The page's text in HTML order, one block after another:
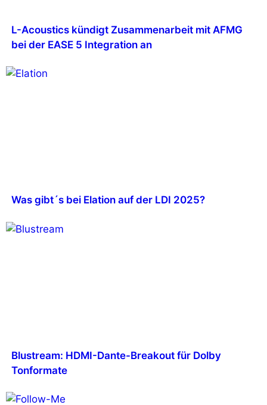
L-Acoustics kündigt Zusammenarbeit mit AFMG
bei der EASE 5 Integration an
Was gibt´s bei Elation auf der LDI 2025?
Blustream: HDMI-Dante-Breakout für Dolby
Tonformate